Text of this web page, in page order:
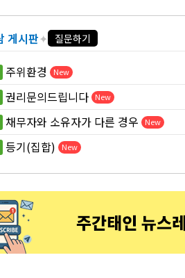
게시판✦ 질문하기
주위환경 New
권리문의드립니다 New
채무자와 소유자가 다른 경우 New
등기(집합) New